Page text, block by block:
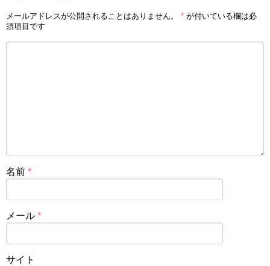
メールアドレスが公開されることはありません。 * が付いている欄は必
須項目です
名前 *
メール *
サイト